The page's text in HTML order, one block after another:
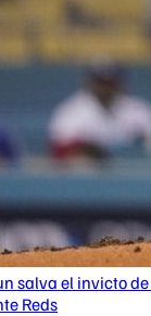
salva el invicto
Reds